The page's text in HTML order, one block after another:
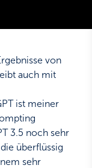
von
auch mit
ist meiner
3.5 noch sehr
überflüssig
sehr